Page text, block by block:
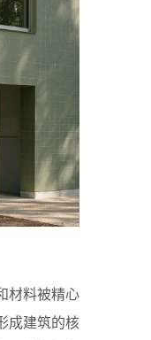
材料被精心
成建筑的核